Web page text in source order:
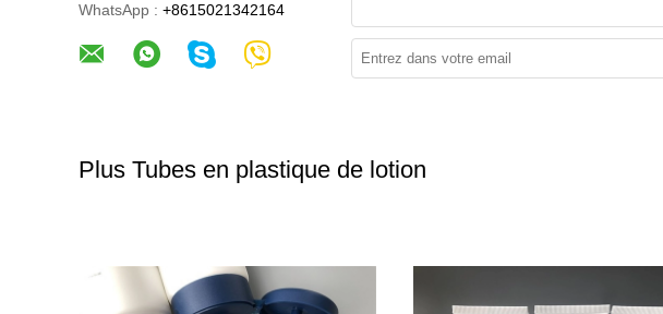
WhatsApp : +8615021342164
Plus Tubes en plastique de lotion